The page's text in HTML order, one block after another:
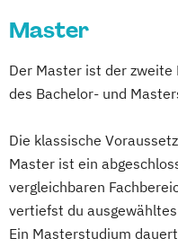
Master
Der Master ist der
des Bachelor- und
Die klassische
Master ist ein
vergleichbaren
vertiefst du
Ein Masterstudium